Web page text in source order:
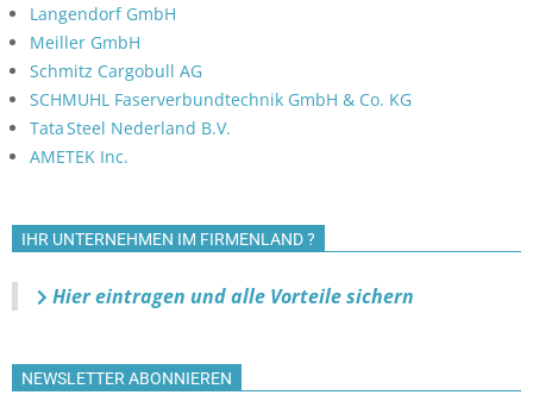
Langendorf GmbH
Meiller GmbH
Schmitz Cargobull AG
SCHMUHL Faserverbundtechnik GmbH & Co. KG
Tata Steel Nederland B.V.
AMETEK Inc.
IHR UNTERNEHMEN IM FIRMENLAND ?
Hier eintragen und alle Vorteile sichern
NEWSLETTER ABONNIEREN